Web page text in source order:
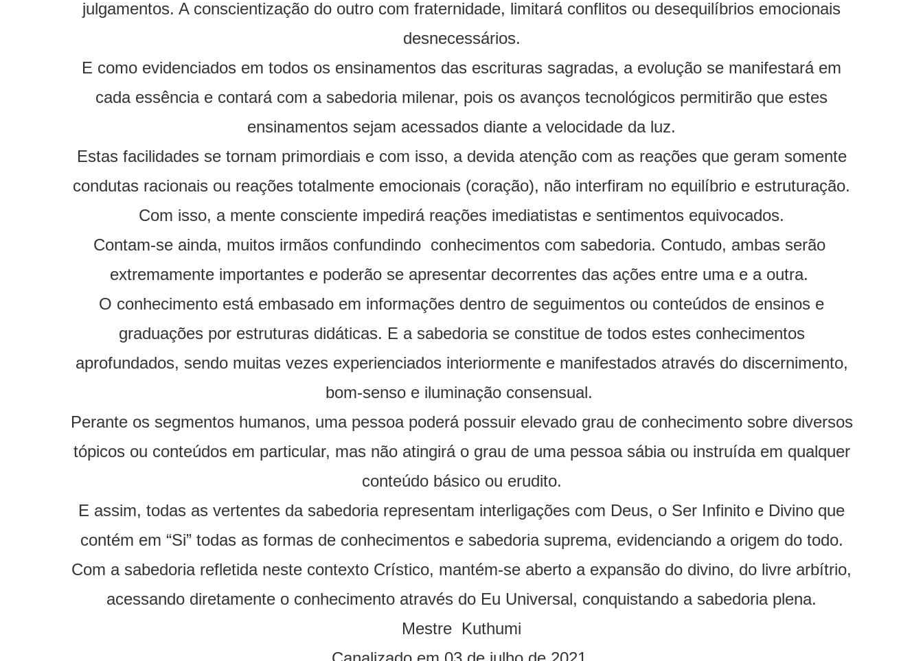
julgamentos. A conscientização do outro com fraternidade, limitará conflitos ou desequilíbrios emocionais
desnecessários.
E como evidenciados em todos os ensinamentos das escrituras sagradas, a evolução se manifestará em
cada essência e contará com a sabedoria milenar, pois os avanços tecnológicos permitirão que estes
ensinamentos sejam acessados diante a velocidade da luz.
Estas facilidades se tornam primordiais e com isso, a devida atenção com as reações que geram somente
condutas racionais ou reações totalmente emocionais (coração), não interfiram no equilíbrio e estruturação.
Com isso, a mente consciente impedirá reações imediatistas e sentimentos equivocados.
Contam-se ainda, muitos irmãos confundindo conhecimentos com sabedoria. Contudo, ambas serão
extremamente importantes e poderão se apresentar decorrentes das ações entre uma e a outra.
O conhecimento está embasado em informações dentro de seguimentos ou conteúdos de ensinos e
graduações por estruturas didáticas. E a sabedoria se constitue de todos estes conhecimentos
aprofundados, sendo muitas vezes experienciados interiormente e manifestados através do discernimento,
bom-senso e iluminação consensual.
Perante os segmentos humanos, uma pessoa poderá possuir elevado grau de conhecimento sobre diversos
tópicos ou conteúdos em particular, mas não atingirá o grau de uma pessoa sábia ou instruída em qualquer
conteúdo básico ou erudito.
E assim, todas as vertentes da sabedoria representam interligações com Deus, o Ser Infinito e Divino que
contém em “Si” todas as formas de conhecimentos e sabedoria suprema, evidenciando a origem do todo.
Com a sabedoria refletida neste contexto Crístico, mantém-se aberto a expansão do divino, do livre arbítrio,
acessando diretamente o conhecimento através do Eu Universal, conquistando a sabedoria plena.
Mestre Kuthumi